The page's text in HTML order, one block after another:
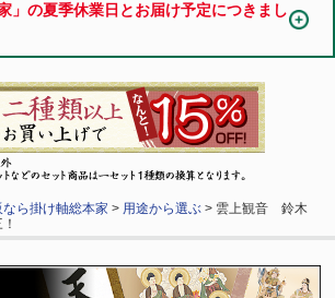
」の夏季休業日とお届け予定につきまし
ら掛け軸総本家 > 用途から選ぶ > 雲上観音 鈴木